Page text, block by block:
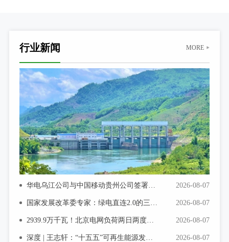
行业新闻 MORE
华电乌江公司与中国移动贵州公司签署战略合作协议 2026-08-07
2026-08-07
2939.9万千瓦！北京电网负荷两日两度创历史新高 2026-08-07
深度 | 王志轩：“十五五”可再生能源发展的变与不变 2026-08-07